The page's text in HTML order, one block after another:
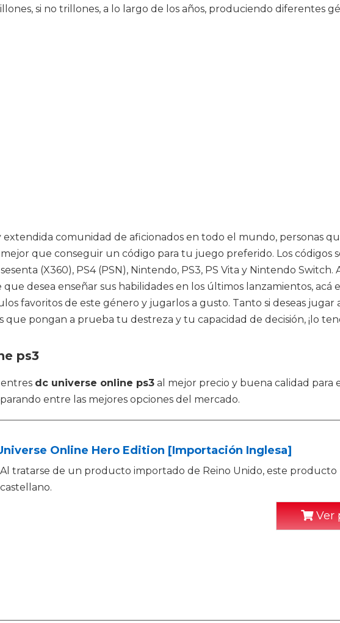
si no trillones, a lo largo de los años, produciendo diferentes
comunidad de aficionados en todo el mundo, personas
mejor que conseguir un código para tu juego preferido. Los
(X360), PS4 (PSN), Nintendo, PS3, PS Vita y Nintendo
desea enseñar sus habilidades en los últimos lanzamientos,
favoritos de este género y jugarlos a gusto. Tanto si deseas
pongan a prueba tu destreza y tu capacidad de decisión, ¡lo
ps3
dc universe online ps3 al mejor precio y buena calidad para
entre las mejores opciones del mercado.
Online Hero Edition [Importación Inglesa]
Al tratarse de un producto importado de Reino Unido, este
castellano.
Ver